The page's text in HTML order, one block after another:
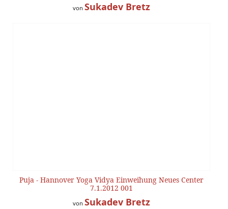
von Sukadev Bretz
Puja - Hannover Yoga Vidya Einweihung Neues Center
7.1.2012 001
von Sukadev Bretz